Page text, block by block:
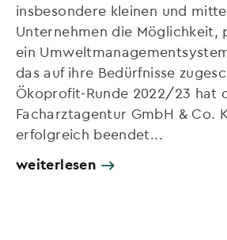
insbesondere kleinen und
Unternehmen die Möglichkeit,
ein
das auf ihre Bedürfnisse
Ökoprofit-Runde 2022/23 hat
Facharztagentur GmbH & Co.
erfolgreich beendet...
weiterlesen